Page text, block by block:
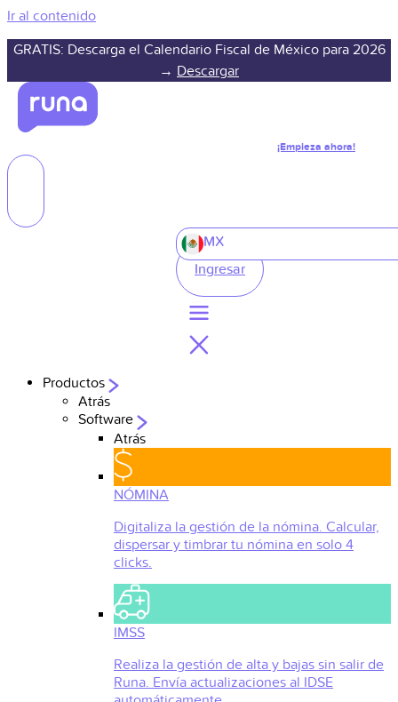
Ir al contenido
GRATIS: Descarga el Calendario Fiscal de México para 2026
→ Descargar
¡Empieza ahora!
MX
Ingresar
Productos
Atrás
Software
Atrás
NÓMINA
Digitaliza la gestión de la nómina. Calcular,
dispersar y timbrar tu nómina en solo 4
clicks.
IMSS
Realiza la gestión de alta y bajas sin salir de
Runa. Envía actualizaciones al IDSE